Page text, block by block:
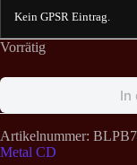
Kein GPSR Eintrag.
Vorrätig
In
Artikelnummer:
Metal CD